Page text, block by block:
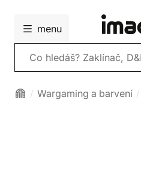
menu
Vyhledávání
Wargaming a barvení